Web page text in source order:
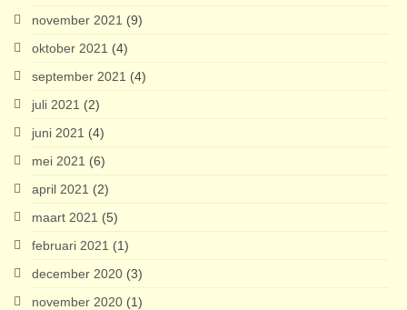
november 2021 (9)
oktober 2021 (4)
september 2021 (4)
juli 2021 (2)
juni 2021 (4)
mei 2021 (6)
april 2021 (2)
maart 2021 (5)
februari 2021 (1)
december 2020 (3)
november 2020 (1)